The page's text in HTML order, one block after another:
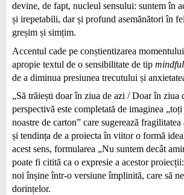
devine, de fapt, nucleul sensului: suntem în
și irepetabili, dar și profund asemănători în
greșim și simțim.
Accentul cade pe conștientizarea
apropie textul de o sensibilitate de tip
de a diminua presiunea trecutului și
„Să trăiești doar în ziua de azi / Doar în ziua
perspectivă este completată de imaginea
noastre de carton” care sugerează
și tendința de a proiecta în viitor o formă
acest sens, formularea „Nu suntem decât
poate fi citită ca o expresie a acestor
noi înșine într-o versiune împlinită, care să
dorințelor.